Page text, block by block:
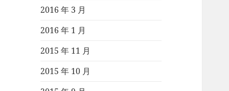
2016 年 3 月
2016 年 1 月
2015 年 11 月
2015 年 10 月